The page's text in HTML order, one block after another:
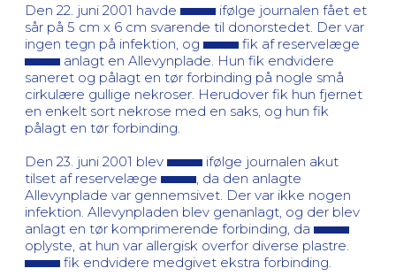
Den 22. juni 2001 havde
ifølge journalen fået et
sår på 5 cm x 6 cm svarende til donorstedet. Der var
ingen tegn på infektion, og
fik af reservelæge
anlagt en Allevynplade. Hun fik endvidere
saneret og pålagt en tør forbinding på nogle små
cirkulære gullige nekroser. Herudover fik hun fjernet
en enkelt sort nekrose med en saks, og hun fik
pålagt en tør forbinding.
Den 23. juni 2001 blev
ifølge journalen akut
tilset af reservelæge
, da den anlagte
Allevynplade var gennemsivet. Der var ikke nogen
infektion. Allevynpladen blev genanlagt, og der blev
anlagt en tør komprimerende forbinding, da
oplyste, at hun var allergisk overfor diverse plastre.
fik endvidere medgivet ekstra forbinding.